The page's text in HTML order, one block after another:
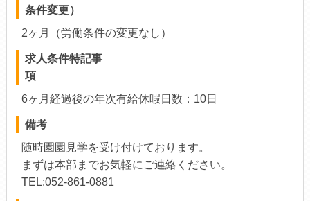
条件変更）
2ヶ月（労働条件の変更なし）
求人条件特記事
項
6ヶ月経過後の年次有給休暇日数：10日
備考
随時園園見学を受け付けております。
まずは本部までお気軽にご連絡ください。
TEL:052-861-0881